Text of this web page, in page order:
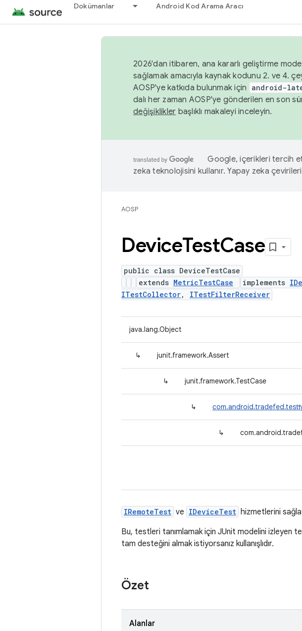
Dokümanlar Android Kod Arama Aracı
2026'dan itibaren, ana kararlı geliştirme
sağlamak amacıyla kaynak kodunu 2. ve 4.
AOSP'ye katkıda bulunmak için
android-
dalı her zaman AOSP'ye gönderilen en son
değişiklikler başlıklı makaleyi inceleyin.
Google, içerikleri tercih
zeka teknolojisini kullanır. Yapay zeka
AOSP
DeviceTestCase
public class DeviceTestCase
extends MetricTestCase implements
ITestCollector, ITestFilterReceiver
java.lang.Object
↳ junit.framework.Assert
↳ junit.framework.TestCase
↳
↳
IRemoteTest ve IDeviceTest hizmetlerini
Bu, testleri tanımlamak için JUnit modelini izleyen
tam desteğini almak istiyorsanız kullanışlıdır.
Özet
Alanlar